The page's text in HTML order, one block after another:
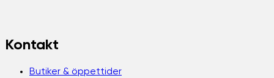
Kontakt
Butiker & öppettider